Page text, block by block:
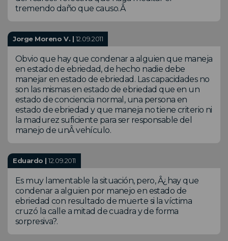
tremendo daño que causo.Â
Jorge Moreno V. | 12.09.2011
Obvio que hay que condenar a alguien que maneja
en estado de ebriedad, de hecho nadie debe
manejar en estado de ebriedad. Las capacidades no
son las mismas en estado de ebriedad que en un
estado de conciencia normal, una persona en
estado de ebriedad y que maneja no tiene criterio ni
la madurez suficiente para ser responsable del
manejo de unÂ vehículo.
Eduardo |12.09.2011
Es muy lamentable la situación, pero, Â¿hay que
condenar a alguien por manejo en estado de
ebriedad con resultado de muerte si la víctima
cruzó la calle a mitad de cuadra y de forma
sorpresiva?.